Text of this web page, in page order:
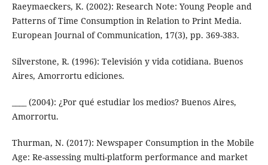
Raeymaeckers, K. (2002): Research Note: Young People and
Patterns of Time Consumption in Relation to Print Media.
European Journal of Communication, 17(3), pp. 369-383.
Silverstone, R. (1996): Televisión y vida cotidiana. Buenos
Aires, Amorrortu ediciones.
____ (2004): ¿Por qué estudiar los medios? Buenos Aires,
Amorrortu.
Thurman, N. (2017): Newspaper Consumption in the Mobile
Age: Re-assessing multi-platform performance and market